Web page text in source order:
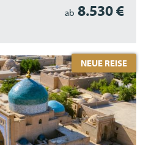
ab 8.530 €
NEUE REISE